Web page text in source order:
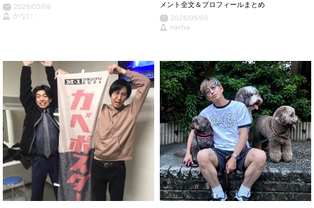
2026/05/09
かなに
メント全文＆プロフィールまとめ
2026/05/09
nacha